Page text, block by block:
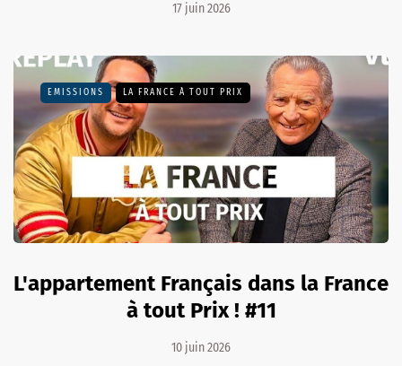
17 juin 2026
EMISSIONS LA FRANCE À TOUT PRIX
L'appartement Français dans la France
à tout Prix ! #11
10 juin 2026